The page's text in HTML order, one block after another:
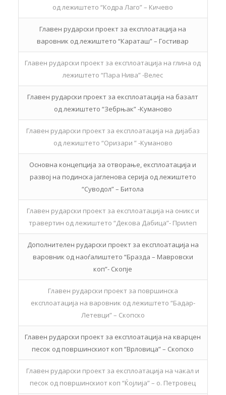
од лежиштето “Кодра Лаго” – Кичево
Главен рударски проект за експлоатација на
варовник од лежиштето “Караташ” – Гостивар
Главен рударски проект за експлоатација на глина од
лежиштето “Пара Нива” -Велес
Главен рударски проект за експлоатација на базалт
од лежиштето “Зебрњак” -Куманово
Главен рударски проект за експлоатација на дијабаз
од лежиштето “Оризари ” -Куманово
Основна концепција за отворање, експлоатација и
развој на подинска јагленова серија од лежиштето
“Суводол” – Битола
Главен рударски проект за експлоатација на оникс и
травертин од лежиштето “Декова Дабица”- Прилеп
Дополнителен рударски проект за експлоатација на
варовник од наоѓалиштето “Бразда – Мавровски
коп”- Скопје
Главен рударски проект за површинска
експлоатација на варовник од лежиштето “Бадар-
Летевци” – Скопско
Главен рударски проект за експлоатација на кварцен
песок од површинскиот коп “Врловица” – Скопско
Главен рударски проект за експлоатација на чакал и
песок од површинскиот коп “Ќојлија” – о. Петровец